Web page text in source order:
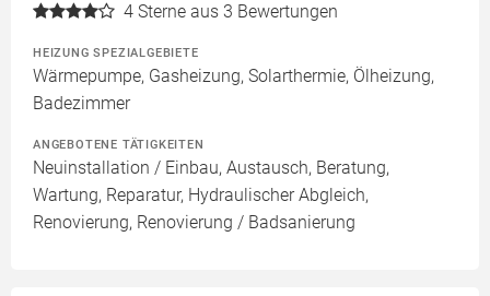
4 Sterne aus 3 Bewertungen
HEIZUNG SPEZIALGEBIETE
Wärmepumpe, Gasheizung, Solarthermie, Ölheizung,
Badezimmer
ANGEBOTENE TÄTIGKEITEN
Neuinstallation / Einbau, Austausch, Beratung,
Wartung, Reparatur, Hydraulischer Abgleich,
Renovierung, Renovierung / Badsanierung